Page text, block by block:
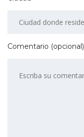
Comentario (opcional)